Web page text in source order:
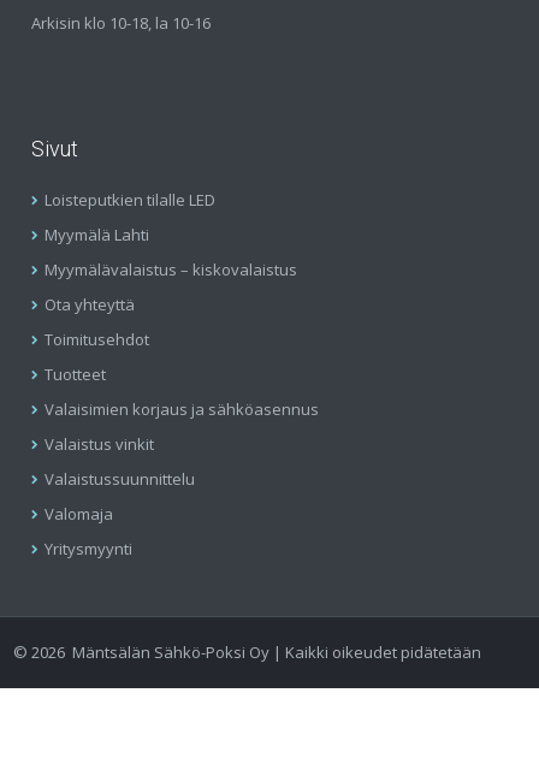
Arkisin klo 10-18, la 10-16
Sivut
Loisteputkien tilalle LED
Myymälä Lahti
Myymälävalaistus – kiskovalaistus
Ota yhteyttä
Toimitusehdot
Tuotteet
Valaisimien korjaus ja sähköasennus
Valaistus vinkit
Valaistussuunnittelu
Valomaja
Yritysmyynti
©2026 Mäntsälän Sähkö-Poksi Oy | Kaikki oikeudet pidätetään